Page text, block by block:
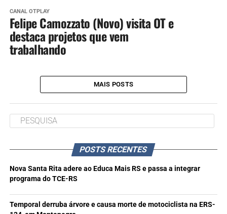
CANAL OTPLAY
Felipe Camozzato (Novo) visita OT e
destaca projetos que vem
trabalhando
MAIS POSTS
POSTS RECENTES
Nova Santa Rita adere ao Educa Mais RS e passa a integrar
programa do TCE-RS
Temporal derruba árvore e causa morte de motociclista na ERS-